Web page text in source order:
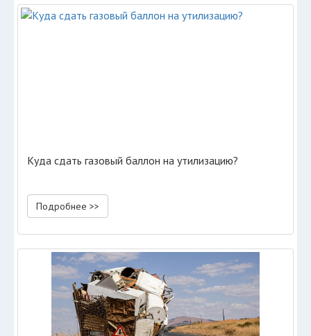
Куда сдать газовый баллон на утилизацию?
Подробнее >>